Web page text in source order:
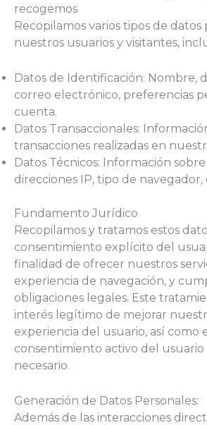
recogemos
Recopilamos varios tipos de datos
nuestros usuarios y visitantes,
Datos de Identificación: Nombre,
correo electrónico, preferencias
cuenta.
Datos Transaccionales:
transacciones realizadas en
Datos Técnicos: Información
direcciones IP, tipo de
Fundamento Jurídico
Recopilamos y tratamos estos
consentimiento explícito del
finalidad de ofrecer nuestros
experiencia de navegación, y
obligaciones legales. Este
interés legítimo de mejorar
experiencia del usuario, así como
consentimiento activo del usuario
necesario.
Generación de Datos Personales:
Además de las interacciones